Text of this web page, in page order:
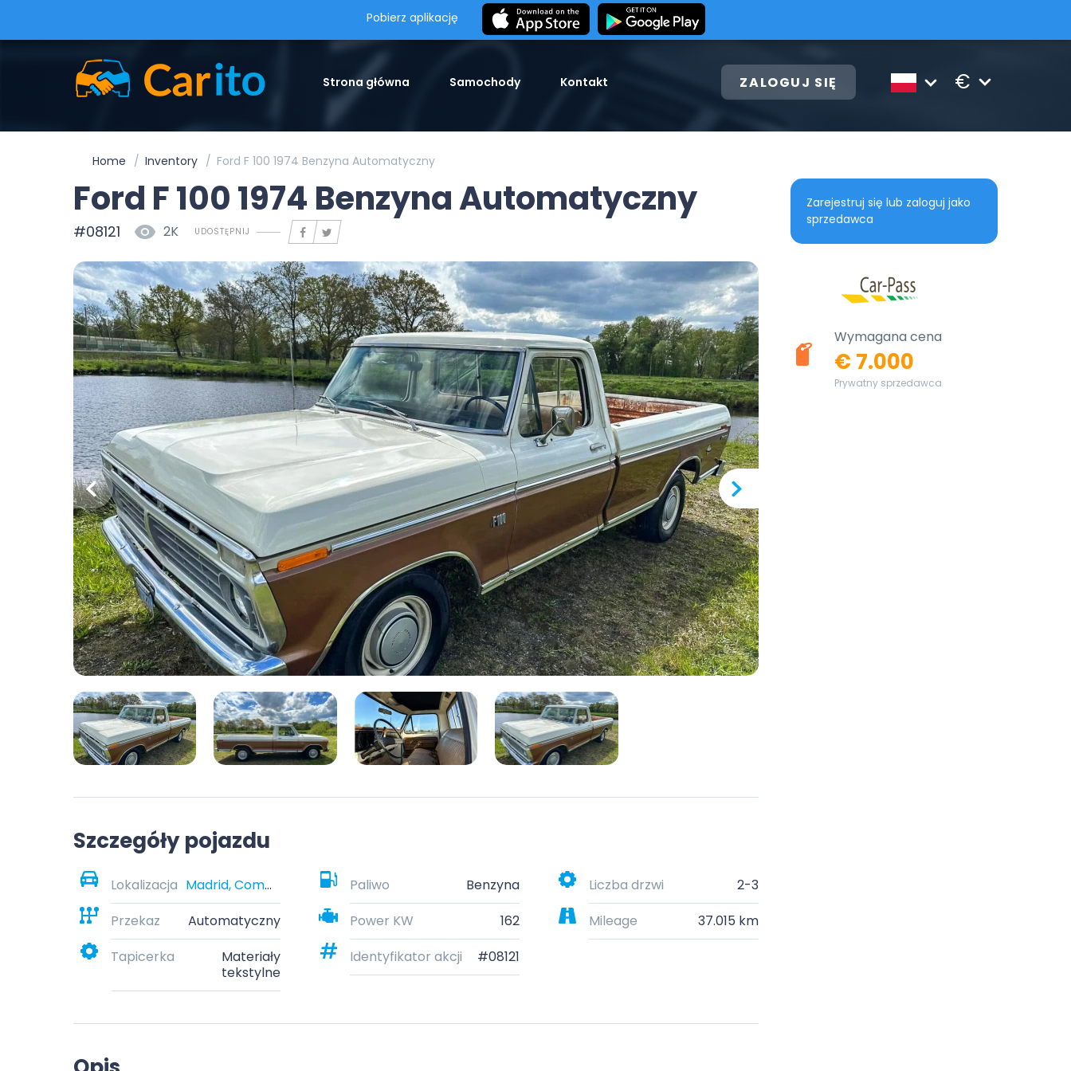
Pobierz aplikację
Strona główna Samochody Kontakt ZALOGUJ SIĘ €
Home Inventory Ford F 100 1974 Benzyna Automatyczny
Ford F 100 1974 Benzyna Automatyczny
#08121 2K UDOSTĘPNIJ
Szczegóły pojazdu
Lokalizacja Madrid, Community of Madrid, Spain Paliwo Benzyna Liczba drzwi
2-3
Przekaz
Automatyczny Power KW 162 Mileage
37.015 km
Tapicerka
Materiały
tekstylne
Identyfikator akcji #08121
Zarejestruj się lub zaloguj jako
sprzedawca
Wymagana cena
€ 7.000
Prywatny sprzedawca